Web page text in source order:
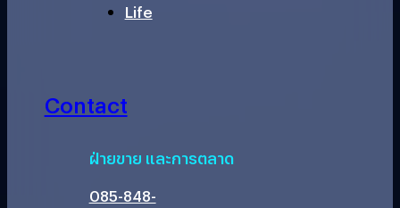
Life
Contact
ฝ่ายขาย และการตลาด
085-848-